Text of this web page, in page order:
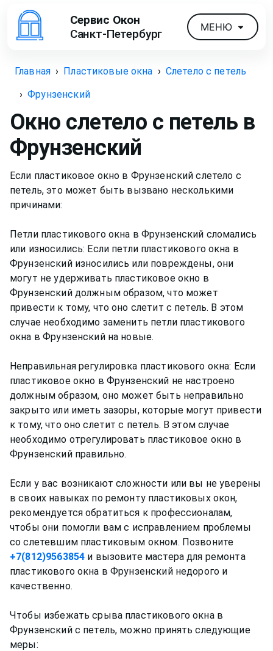
Сервис Окон
Санкт-Петербург
МЕНЮ
Главная › Пластиковые окна › Слетело с петель
› Фрунзенский
Окно слетело с петель в
Фрунзенский
Если пластиковое окно в Фрунзенский слетело с
петель, это может быть вызвано несколькими
причинами:
Петли пластикового окна в Фрунзенский сломались
или износились: Если петли пластикового окна в
Фрунзенский износились или повреждены, они
могут не удерживать пластиковое окно в
Фрунзенский должным образом, что может
привести к тому, что оно слетит с петель. В этом
случае необходимо заменить петли пластикового
окна в Фрунзенский на новые.
Неправильная регулировка пластикового окна: Если
пластиковое окно в Фрунзенский не настроено
должным образом, оно может быть неправильно
закрыто или иметь зазоры, которые могут привести
к тому, что оно слетит с петель. В этом случае
необходимо отрегулировать пластиковое окно в
Фрунзенский правильно.
Если у вас возникают сложности или вы не уверены
в своих навыках по ремонту пластиковых окон,
рекомендуется обратиться к профессионалам,
чтобы они помогли вам с исправлением проблемы
со слетевшим пластиковым окном. Позвоните
+7(812)9563854 и вызовите мастера для ремонта
пластикового окна в Фрунзенский недорого и
качественно.
Чтобы избежать срыва пластикового окна в
Фрунзенский с петель, можно принять следующие
меры: